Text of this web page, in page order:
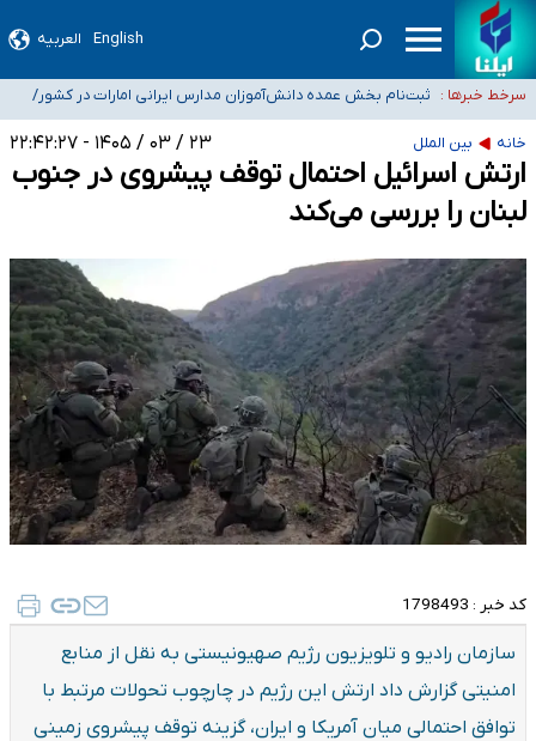
English العربیه
سرخط خبرها :
جغرافیای نظامی دافوس آجا
خبرنگاران راویان حقیقت با دغدغه نان، مسکن و بیمه
آخرین وضعیت شیوع عفونت‌های تنفسی در کشور/ خوزستان و کرمان بالاتر از
آستانه هشدار
هیچ پرستاری بازداشت یا اخراج نشده است/ از رئیس جمهور خواستیم ورود کند
ثبت‌نام بخش عمده دانش‌آموزان مدارس ایرانی امارات در کشور/
درباره محصلان باقی‌مانده در دبی متناسب با شرایط جدید
تصمیم‌گیری می‌شود
خانه بین الملل ۲۳ / ۰۳ / ۱۴۰۵ - ۲۲:۴۲:۲۷
ارتش اسرائیل احتمال توقف پیشروی در جنوب
لبنان را بررسی می‌کند
کد خبر : 1798493
سازمان رادیو و تلویزیون رژیم صهیونیستی به نقل از منابع
امنیتی گزارش داد ارتش این رژیم در چارچوب تحولات مرتبط با
توافق احتمالی میان آمریکا و ایران، گزینه توقف پیشروی زمینی